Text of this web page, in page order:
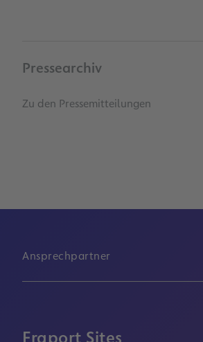
Pressearchiv
Zu den Pressemitteilungen
Ansprechpartner